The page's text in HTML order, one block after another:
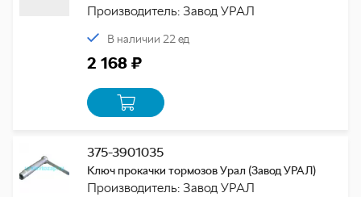
Производитель: Завод УРАЛ
В наличии 22 ед
2 168 ₽
375-3901035
Ключ прокачки тормозов Урал (Завод УРАЛ)
Производитель: Завод УРАЛ